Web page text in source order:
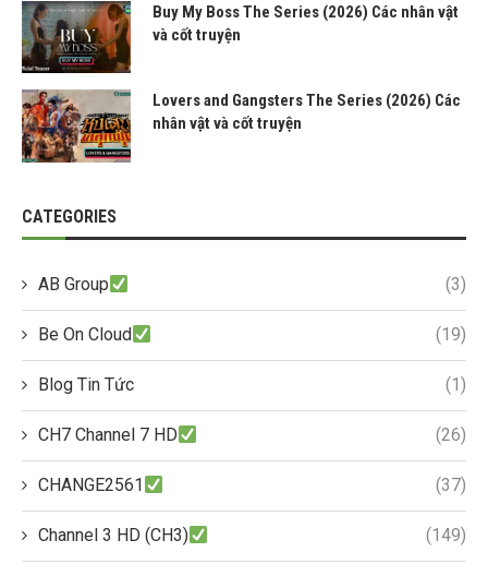
Buy My Boss The Series (2026) Các nhân vật
và cốt truyện
Lovers and Gangsters The Series (2026) Các
nhân vật và cốt truyện
CATEGORIES
AB Group (3)
Be On Cloud (19)
Blog Tin Tức (1)
CH7 Channel 7 HD (26)
CHANGE2561 (37)
Channel 3 HD (CH3) (149)